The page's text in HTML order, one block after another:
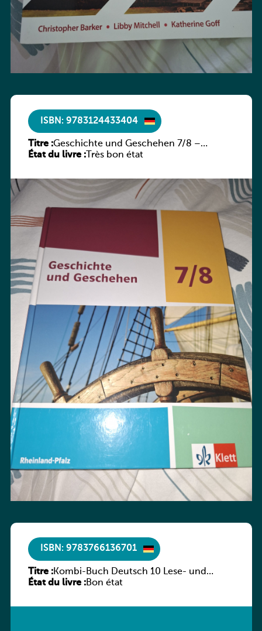
ISBN: 9783124433404
Titre :Geschichte und Geschehen 7/8 –
Rheinland-Pfalz
État du livre :Très bon état
ISBN: 9783766136701
Titre :Kombi-Buch Deutsch 10 Lese- und
Sprachbuch
État du livre :Bon état